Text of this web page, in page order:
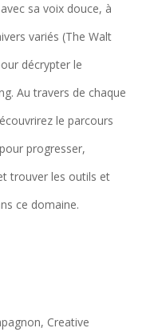
sa voix douce, à
variés (The Walt
décrypter le
Au travers de chaque
le parcours
progresser,
trouver les outils et
ce domaine.
Creative